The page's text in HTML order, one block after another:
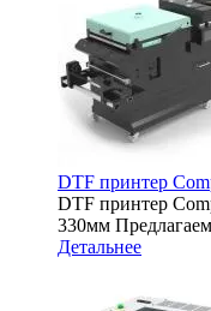
DTF принтер
DTF принтер
330мм
Детальнее